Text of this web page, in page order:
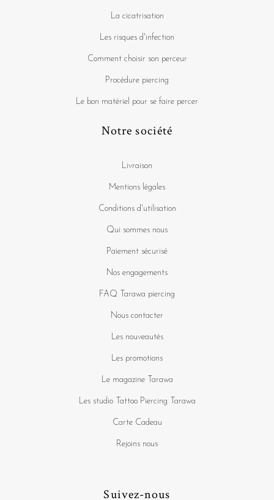
La cicatrisation
Les risques d'infection
Comment choisir son perceur
Procédure piercing
Le bon matériel pour se faire percer
Notre société
Livraison
Mentions légales
Conditions d'utilisation
Qui sommes nous
Paiement sécurisé
Nos engagements
FAQ Tarawa piercing
Nous contacter
Les nouveautés
Les promotions
Le magazine Tarawa
Les studio Tattoo Piercing Tarawa
Carte Cadeau
Rejoins nous
Suivez-nous